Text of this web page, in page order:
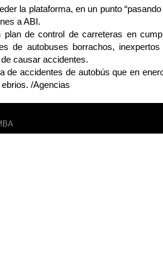
la plataforma, en un punto
a ABI.
de control de carreteras en
de autobuses borrachos,
causar accidentes.
de accidentes de autobús que en
/Agencias